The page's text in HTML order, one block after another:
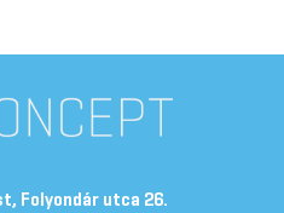
Folyondár utca 26.